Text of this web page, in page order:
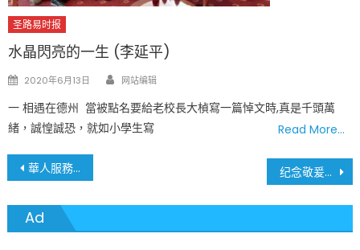
圣路易时报
水晶閃亮的一生 (李延平)
Posted
2020年6月13日 Author
网站编辑
一 相遇在德州 當被點名要給老校長大楨寫一篇悼文時,真是千頭萬
緒，誠惶誠恐，就如小學生寫
Read More…
文
章
導
華人服務社會的楷模 — 羅大楨博士生平記事 纪念敬爰的罗大桢校长 (马秀翠)
Ad